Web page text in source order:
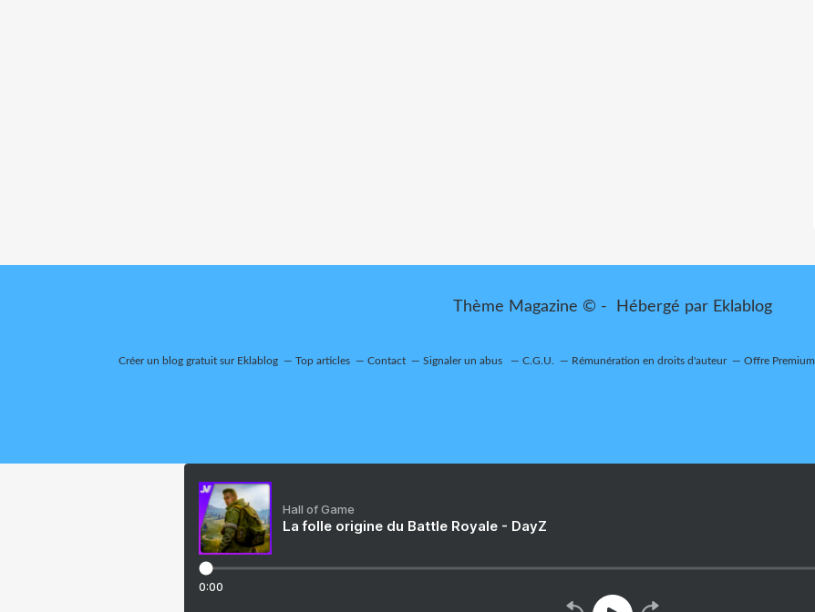
Thème Magazine © - Hébergé par Eklablog
Créer un blog gratuit sur Eklablog Top articles Contact Signaler un abus C.G.U. Rémunération en droits d'auteur Offre Premium
Hall of Game
La folle origine du Battle Royale - DayZ
0:00